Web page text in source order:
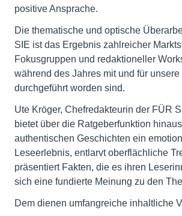
positive Ansprache.
Die thematische und optische
SIE ist das Ergebnis zahlreicher
Fokusgruppen und redaktioneller
während des Jahres mit und für
durchgeführt worden sind.
Ute Kröger, Chefredakteurin der FÜR
bietet über die Ratgeberfunktion
authentischen Geschichten ein
Leseerlebnis, entlarvt oberflächliche
präsentiert Fakten, die es ihren
sich eine fundierte Meinung zu den
Dem dienen umfangreiche inhaltliche